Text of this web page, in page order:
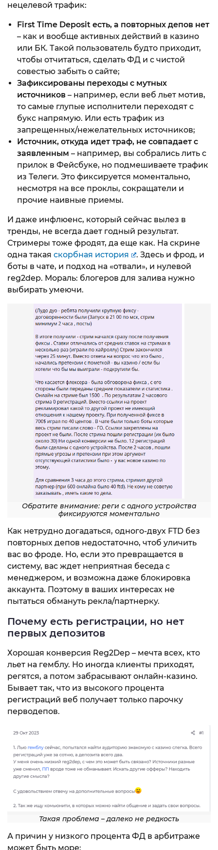
нецелевой трафик:
First Time Deposit есть, а повторных депов нет
– как и вообще активных действий в казино
или БК. Такой пользователь будто приходит,
чтобы отчитаться, сделать ФД и с чистой
совестью забыть о сайте;
Зафиксированы переходы с мутных
источников – например, если веб льет мотив,
то самые глупые исполнители переходят с
букс напрямую. Или есть трафик из
запрещенных/нежелательных источников;
Источник, откуда идет траф, не совпадает с
заявленным – например, вы собрались лить с
прилок в Фейсбуке, но подмешиваете трафик
из Телеги. Это фиксируется моментально,
несмотря на все проклы, сокращатели и
прочие наивные приемы.
И даже инфлюенс, который сейчас вылез в
тренды, не всегда дает годный результат.
Стримеры тоже фродят, да еще как. На скрине
одна такая скорбная история
. Здесь и фрод, и
боты в чате, и подход на «отвали», и нулевой
reg2dep. Мораль: блогеров для залива нужно
выбирать умеючи.
Обратите внимание: реги с одного устройства
фиксируются моментально
Как нетрудно догадаться, одного-двух FTD без
повторных депов недостаточно, чтоб уличить
вас во фроде. Но, если это превращается в
систему, вас ждет неприятная беседа с
менеджером, и возможна даже блокировка
аккаунта. Поэтому в ваших интересах не
пытаться обмануть рекла/партнерку.
Почему есть регистрации, но нет
первых депозитов
Хорошая конверсия Reg2Dep – мечта всех, кто
льет на гемблу. Но иногда клиенты приходят,
регятся, а потом забрасывают онлайн-казино.
Бывает так, что из высокого процента
регистраций веб получает только парочку
перводепов.
Такая проблема – далеко не редкость
А причин у низкого процента ФД в арбитраже
может быть море: